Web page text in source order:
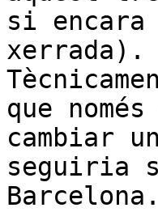
si encara
xerrada).
que
cambiar
seguiria